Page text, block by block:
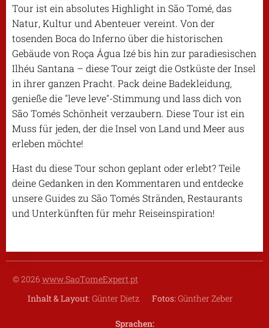
Tour ist ein absolutes Highlight in São Tomé, das
Natur, Kultur und Abenteuer vereint. Von der
tosenden Boca do Inferno über die historischen
Gebäude von Roça Água Izé bis hin zur paradiesischen
Ilhéu Santana – diese Tour zeigt die Ostküste der Insel
in ihrer ganzen Pracht. Pack deine Badekleidung,
genieße die "leve leve"-Stimmung und lass dich von
São Tomés Schönheit verzaubern. Diese Tour ist ein
Muss für jeden, der die Insel von Land und Meer aus
erleben möchte!
Hast du diese Tour schon geplant oder erlebt? Teile
deine Gedanken in den Kommentaren und entdecke
unsere Guides zu São Tomés Stränden, Restaurants
und Unterkünften für mehr Reiseinspiration!
© 2026 www.SaoTomeExpert.pt
Inhalt & Layout: Günter Dietz Fotos:Günther Zeber
Sprachen